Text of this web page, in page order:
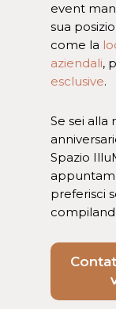
event
sua
come la
aziendali,
esclusive.
Se sei alla
Spazio
preferisci